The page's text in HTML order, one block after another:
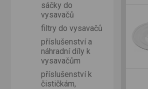
sáčky do
vysavačů
filtry do vysavačů
příslušenství a
náhradní díly k
vysavačům
příslušenství k
čističkám,